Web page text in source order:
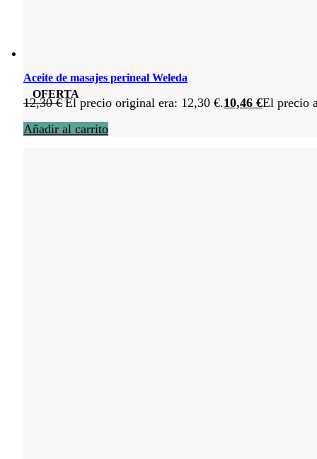
OFERTA
Aceite de masajes perineal Weleda
12,30€ El precio original era: 12,30 €.10,46 €El precio
Añadir al carrito